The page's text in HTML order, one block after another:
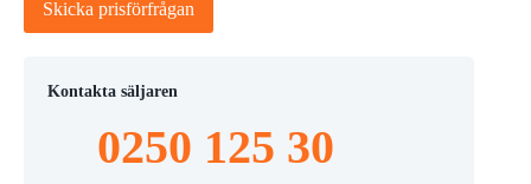
Skicka prisförfrågan
Kontakta säljaren
0250 125 30